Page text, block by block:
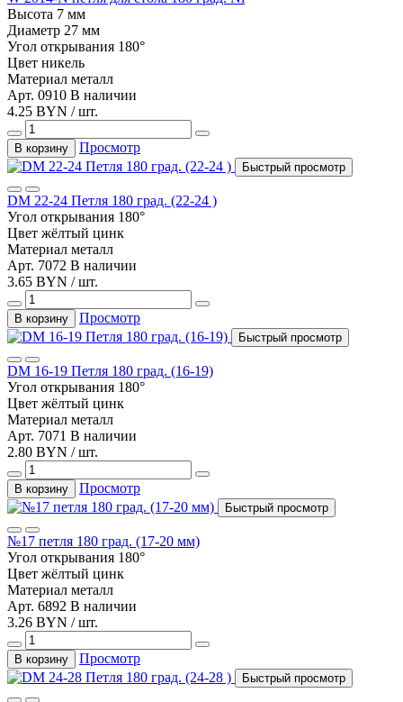
Высота 7 мм
Диаметр 27 мм
Угол открывания 180°
Цвет никель
Материал металл
Арт. 0910 В наличии
4.25 BYN / шт.
В корзину Просмотр
Быстрый просмотр
DM 22-24 Петля 180 град. (22-24 )
Угол открывания 180°
Цвет жёлтый цинк
Материал металл
Арт. 7072 В наличии
3.65 BYN / шт.
В корзину Просмотр
Быстрый просмотр
DM 16-19 Петля 180 град. (16-19)
Угол открывания 180°
Цвет жёлтый цинк
Материал металл
Арт. 7071 В наличии
2.80 BYN / шт.
В корзину Просмотр
Быстрый просмотр
№17 петля 180 град. (17-20 мм)
Угол открывания 180°
Цвет жёлтый цинк
Материал металл
Арт. 6892 В наличии
3.26 BYN / шт.
В корзину Просмотр
Быстрый просмотр